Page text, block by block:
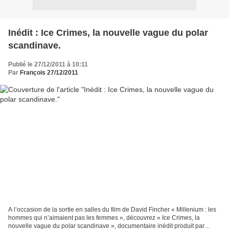
Inédit : Ice Crimes, la nouvelle vague du polar
scandinave.
Publié le 27/12/2011 à 10:11
Par François 27/12/2011
A l’occasion de la sortie en salles du film de David Fincher « Millenium : les
hommes qui n’aimaient pas les femmes », découvrez « Ice Crimes, la
nouvelle vague du polar scandinave », documentaire inédit produit par